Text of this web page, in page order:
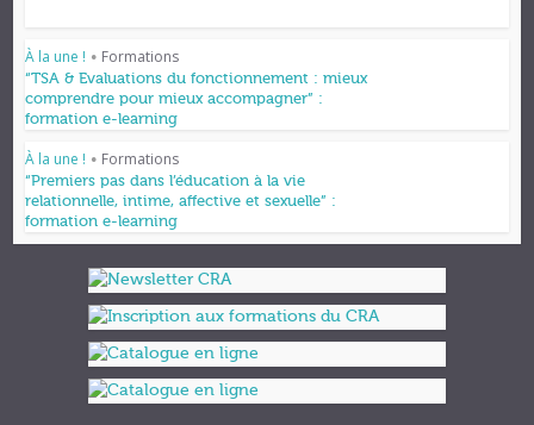
À la une ! • Formations
“TSA & Evaluations du fonctionnement : mieux
comprendre pour mieux accompagner” :
formation e-learning
À la une ! • Formations
“Premiers pas dans l’éducation à la vie
relationnelle, intime, affective et sexuelle” :
formation e-learning